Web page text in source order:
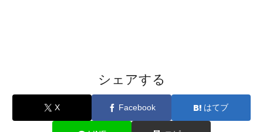
シェアする
X Facebook はてブ